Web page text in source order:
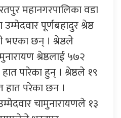
महानगरपालिका वडा
पूर्णबहादुर श्रेष्ठ
भएका छन् । श्रेष्ठले
श्रेष्ठलाई ५७२
पारेका हुन् । श्रेष्ठले १९
परेका छन ।
चामुनारायणले १३